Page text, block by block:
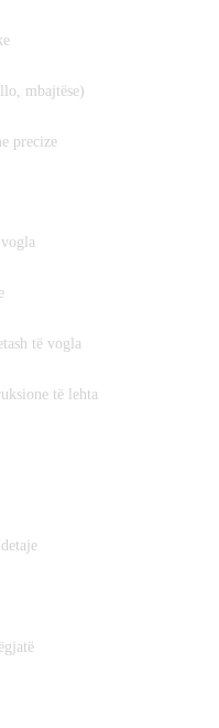
mbajtëse)
precize
të vogla
të lehta